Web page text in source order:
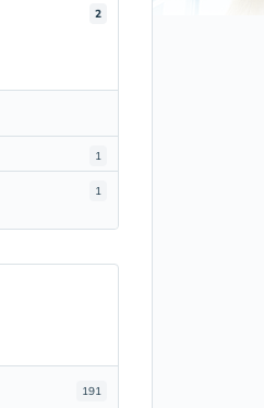
2
1
1
191